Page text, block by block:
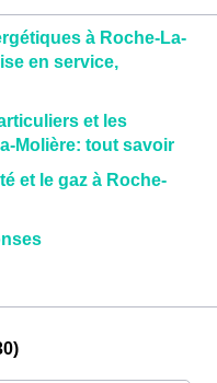
à Roche-La-
en service,
et les
Molière: tout savoir
et le gaz à Roche-